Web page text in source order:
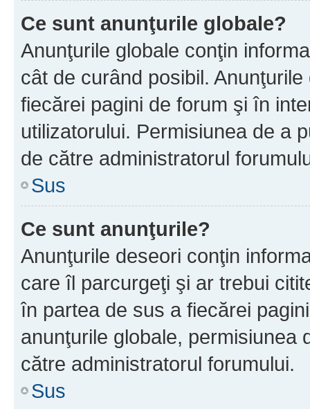
Ce sunt anunţurile globale?
Anunţurile globale conţin
cât de curând posibil.
fiecărei pagini de forum şi în
utilizatorului. Permisiunea de a
de către administratorul
Sus
Ce sunt anunţurile?
Anunţurile deseori conţin
care îl parcurgeţi şi ar trebui
în partea de sus a fiecărei
anunţurile globale, permisiunea
către administratorul forumului.
Sus